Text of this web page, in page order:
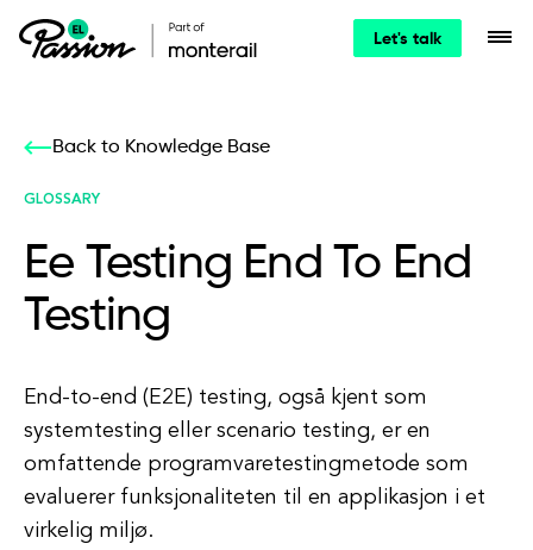
Let's talk
Back to Knowledge Base
GLOSSARY
Ee Testing End To End
Testing
End-to-end (E2E) testing, også kjent som
systemtesting eller scenario testing, er en
omfattende programvaretestingmetode som
evaluerer funksjonaliteten til en applikasjon i et
virkelig miljø.